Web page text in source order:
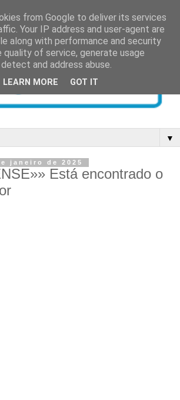
▼
janeiro de 2025
Está encontrado o
from Google to deliver its services
Your IP address and user-agent are
along with performance and security
of service, generate usage
and address abuse.
LEARN MORE GOT IT